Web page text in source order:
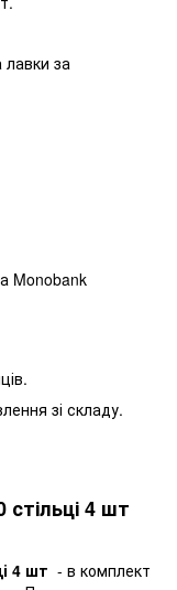
лавки за
Monobank
зі складу.
стільці 4 шт
4 шт - в комплект